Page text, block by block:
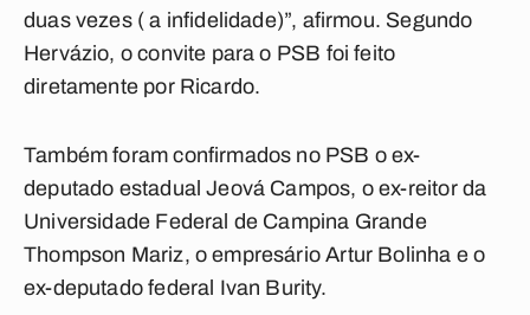
duas vezes ( a infidelidade)”, afirmou. Segundo
Hervázio, o convite para o PSB foi feito
diretamente por Ricardo.
Também foram confirmados no PSB o ex-
deputado estadual Jeová Campos, o ex-reitor da
Universidade Federal de Campina Grande
Thompson Mariz, o empresário Artur Bolinha e o
ex-deputado federal Ivan Burity.